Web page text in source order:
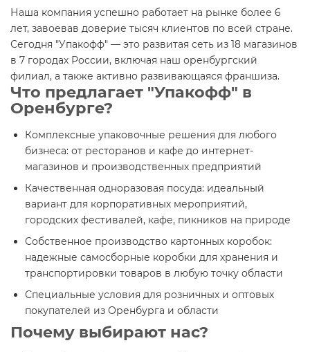
Наша компания успешно работает на рынке более 6
лет, завоевав доверие тысяч клиентов по всей стране.
Сегодня "Упакофф" — это развитая сеть из 18 магазинов
в 7 городах России, включая наш оренбургский
филиал, а также активно развивающаяся франшиза.
Что предлагает "Упакофф" в
Оренбурге?
Комплексные упаковочные решения для любого
бизнеса: от ресторанов и кафе до интернет-
магазинов и производственных предприятий
Качественная одноразовая посуда: идеальный
вариант для корпоративных мероприятий,
городских фестивалей, кафе, пикников на природе
Собственное производство картонных коробок:
надежные самосборные коробки для хранения и
транспортировки товаров в любую точку области
Специальные условия для розничных и оптовых
покупателей из Оренбурга и области
Почему выбирают нас?